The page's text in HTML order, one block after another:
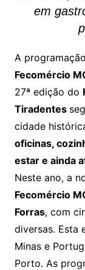
em
A
Fecomércio
27ª edição do
Tiradentes
cidade
oficinas,
estar e ainda
Neste ano, a
Fecomércio
Forras, com
diversas. Esta
Minas e
Porto. As